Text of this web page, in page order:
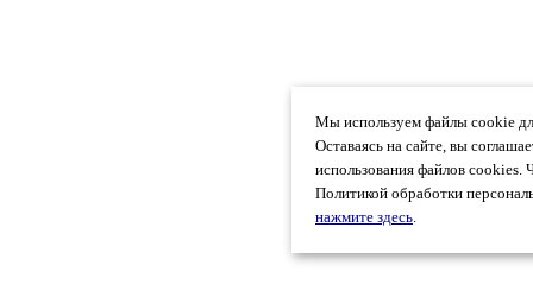
Мы используем файлы cookie
Оставаясь на сайте, вы
использования файлов cookies.
Политикой обработки
нажмите здесь.